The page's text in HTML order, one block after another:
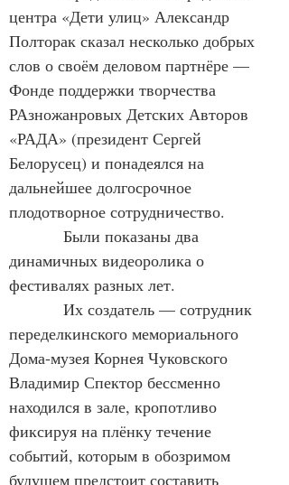
центра «Дети улиц» Александр
Полторак сказал несколько добрых
слов о своём деловом партнёре —
Фонде поддержки творчества
РАзножанровых Детских Авторов
«РАДА» (президент Сергей
Белорусец) и понадеялся на
дальнейшее долгосрочное
плодотворное сотрудничество.
динамичных видеоролика о
фестивалях разных лет.
переделкинского мемориального
Дома-музея Корнея Чуковского
Владимир Спектор бессменно
находился в зале, кропотливо
фиксируя на плёнку течение
событий, которым в обозримом
будущем предстоит составить